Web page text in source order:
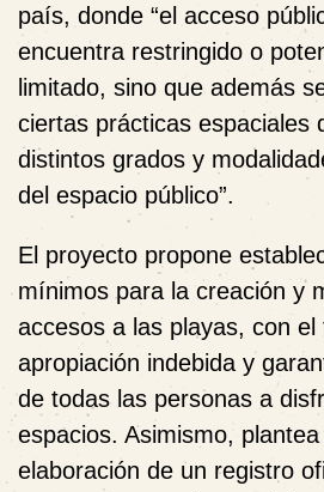
país, donde “el acceso
encuentra restringido o
limitado, sino que además
ciertas prácticas espaciales
distintos grados y
del espacio público”.
El proyecto propone
mínimos para la creación y
accesos a las playas, con
apropiación indebida y
de todas las personas a
espacios. Asimismo,
elaboración de un registro